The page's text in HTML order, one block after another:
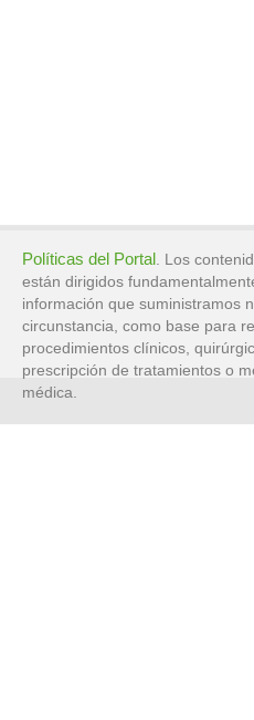
Políticas del Portal . Los
están dirigidos
información que suministramos
circunstancia, como base para
procedimientos clínicos,
prescripción de tratamientos o
médica.